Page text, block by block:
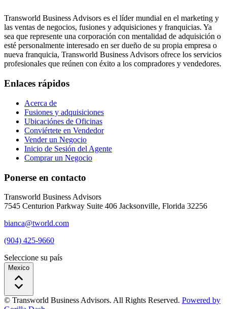
Transworld Business Advisors es el líder mundial en el marketing y
las ventas de negocios, fusiones y adquisiciones y franquicias. Ya
sea que represente una corporación con mentalidad de adquisición o
esté personalmente interesado en ser dueño de su propia empresa o
nueva franquicia, Transworld Business Advisors ofrece los servicios
profesionales que reúnen con éxito a los compradores y vendedores.
Enlaces rápidos
Acerca de
Fusiones y adquisiciones
Ubicaciónes de Oficinas
Conviértete en Vendedor
Vender un Negocio
Inicio de Sesión del Agente
Comprar un Negocio
Ponerse en contacto
Transworld Business Advisors
7545 Centurion Parkway Suite 406 Jacksonville, Florida 32256
bianca@tworld.com
(904) 425-9660
Seleccione su país
Mexico
© Transworld Business Advisors. All Rights Reserved. Powered by